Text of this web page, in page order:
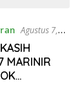
Agustus 7,